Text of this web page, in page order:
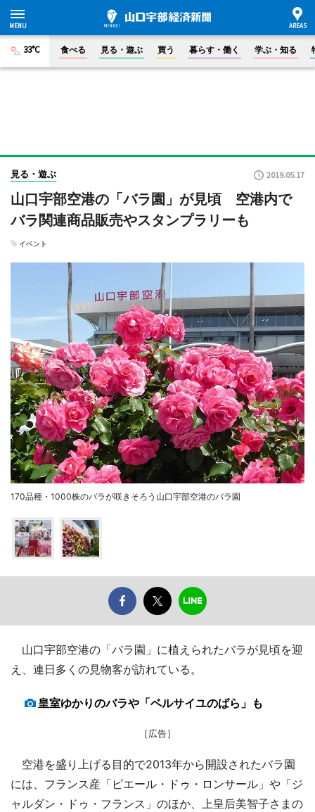
33°C 食べる 見る・遊ぶ 買う 暮らす・働く 学ぶ・知る
見る・遊ぶ 2019.05.17
山口宇部空港の「バラ園」が見頃 空港内で
バラ関連商品販売やスタンプラリーも
イベント
170品種・1000株のバラが咲きそろう山口宇部空港のバラ園
山口宇部空港の「バラ園」に植えられたバラが見頃を迎
え、連日多くの見物客が訪れている。
皇室ゆかりのバラや「ベルサイユのばら」も
［広告］
空港を盛り上げる目的で2013年から開設されたバラ園
には、フランス産「ピエール・ドゥ・ロンサール」や「ジ
ャルダン・ドゥ・フランス」のほか、上皇后美智子さまの